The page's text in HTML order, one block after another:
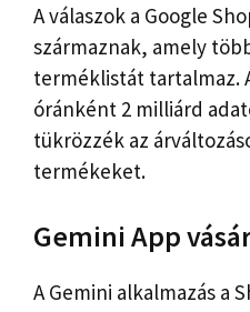
A válaszok a Google
származnak, amely
terméklistát tartalmaz.
óránként 2 milliárd
tükrözzék az
termékeket.
Gemini App
A Gemini alkalmazás a